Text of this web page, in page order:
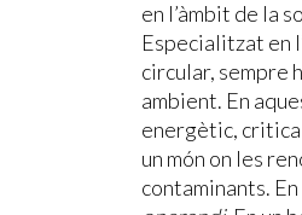
en l’àmbit de la
Especialitzat en
circular, sempre
ambient. En
energètic, critica
un món on les
contaminants.